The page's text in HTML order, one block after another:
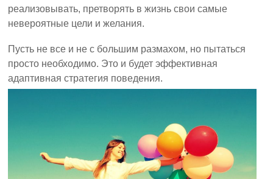
реализовывать, претворять в жизнь свои самые
невероятные цели и желания.
Пусть не все и не с большим размахом, но пытаться
просто необходимо. Это и будет эффективная
адаптивная стратегия поведения.